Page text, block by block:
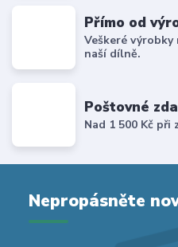
Přímo od
Veškeré výrobky
naší dílně.
Poštovné
Nad 1 500 Kč
Nepropásněte